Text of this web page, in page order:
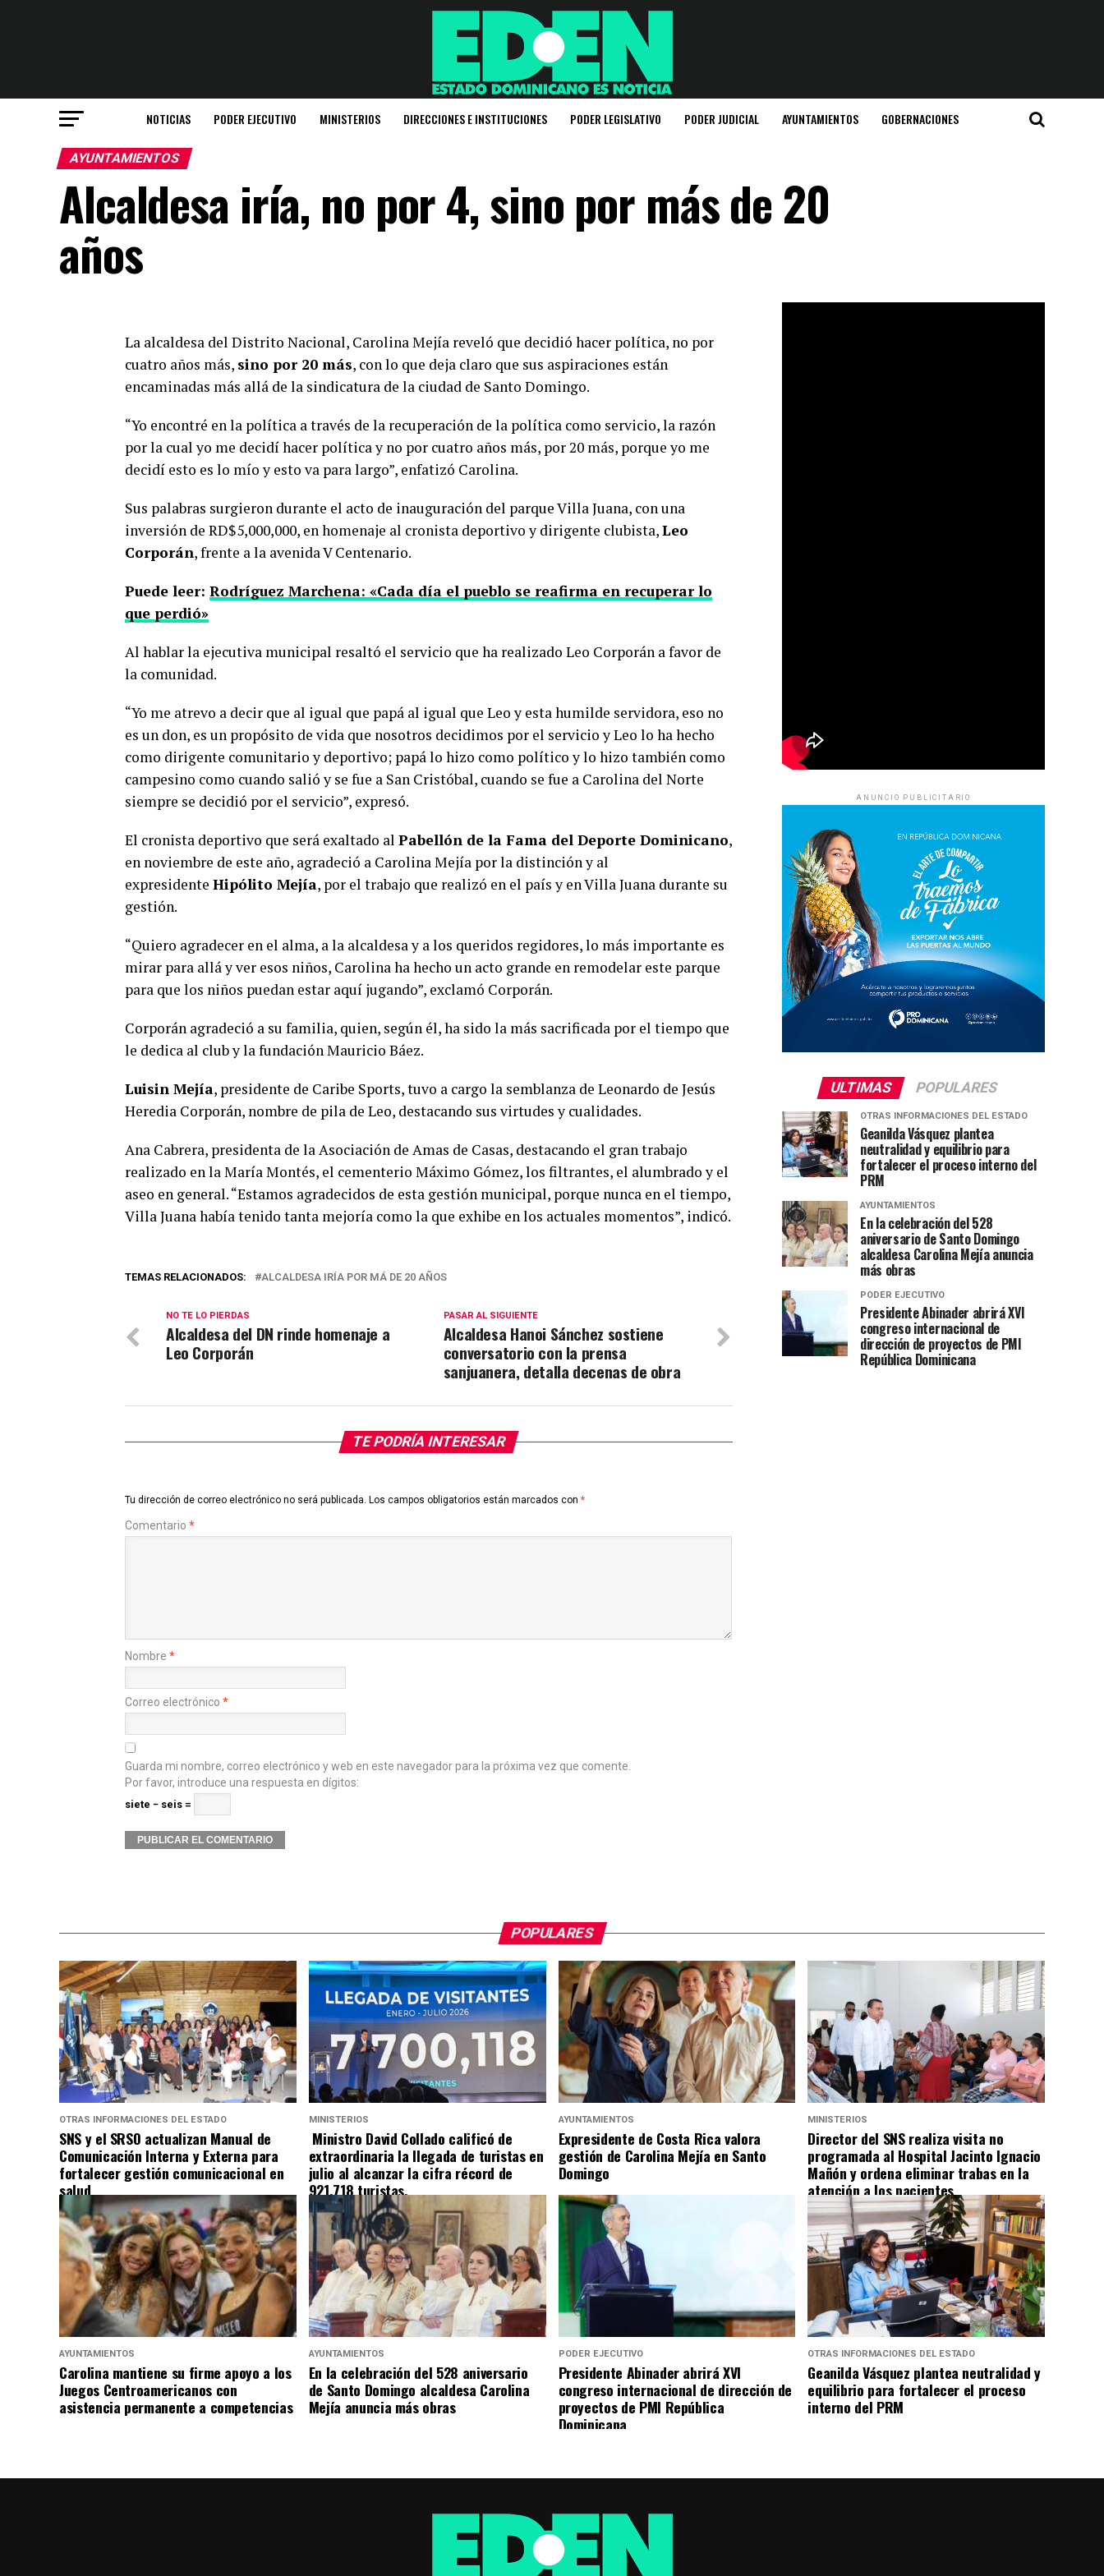
NOTICIAS PODER EJECUTIVO MINISTERIOS DIRECCIONES E INSTITUCIONES PODER LEGISLATIVO PODER JUDICIAL AYUNTAMIENTOS GOBERNACIONES
AYUNTAMIENTOS
Alcaldesa iría, no por 4, sino por más de 20
años
La alcaldesa del Distrito Nacional, Carolina Mejía reveló que decidió hacer política, no por
cuatro años más, sino por 20 más, con lo que deja claro que sus aspiraciones están
encaminadas más allá de la sindicatura de la ciudad de Santo Domingo.
“Yo encontré en la política a través de la recuperación de la política como servicio, la razón
por la cual yo me decidí hacer política y no por cuatro años más, por 20 más, porque yo me
decidí esto es lo mío y esto va para largo”, enfatizó Carolina.
Sus palabras surgieron durante el acto de inauguración del parque Villa Juana, con una
inversión de RD$5,000,000, en homenaje al cronista deportivo y dirigente clubista,Leo
Corporán, frente a la avenida V Centenario.
Puede leer: Rodríguez Marchena: «Cada día el pueblo se reafirma en recuperar lo
que perdió»
Al hablar la ejecutiva municipal resaltó el servicio que ha realizado Leo Corporán a favor de
la comunidad.
“Yo me atrevo a decir que al igual que papá al igual que Leo y esta humilde servidora, eso no
es un don, es un propósito de vida que nosotros decidimos por el servicio y Leo lo ha hecho
como dirigente comunitario y deportivo; papá lo hizo como político y lo hizo también como
campesino como cuando salió y se fue a San Cristóbal, cuando se fue a Carolina del Norte
siempre se decidió por el servicio”, expresó.
El cronista deportivo que será exaltado al Pabellón de la Fama del Deporte Dominicano,
en noviembre de este año, agradeció a Carolina Mejía por la distinción y al
expresidente Hipólito Mejía, por el trabajo que realizó en el país y en Villa Juana durante su
gestión.
“Quiero agradecer en el alma, a la alcaldesa y a los queridos regidores, lo más importante es
mirar para allá y ver esos niños, Carolina ha hecho un acto grande en remodelar este parque
para que los niños puedan estar aquí jugando”, exclamó Corporán.
Corporán agradeció a su familia, quien, según él, ha sido la más sacrificada por el tiempo que
le dedica al club y la fundación Mauricio Báez.
Luisin Mejía, presidente de Caribe Sports, tuvo a cargo la semblanza de Leonardo de Jesús
Heredia Corporán, nombre de pila de Leo, destacando sus virtudes y cualidades.
Ana Cabrera, presidenta de la Asociación de Amas de Casas, destacando el gran trabajo
realizado en la María Montés, el cementerio Máximo Gómez, los filtrantes, el alumbrado y el
aseo en general. “Estamos agradecidos de esta gestión municipal, porque nunca en el tiempo,
Villa Juana había tenido tanta mejoría como la que exhibe en los actuales momentos”, indicó.
TEMAS RELACIONADOS: ALCALDESA IRÍA POR MÁ DE 20 AÑOS
PASAR AL SIGUIENTE
Alcaldesa Hanoi Sánchez sostiene
conversatorio con la prensa
sanjuanera, detalla decenas de obra
NO TE LO PIERDAS
Alcaldesa del DN rinde homenaje a
Leo Corporán
TE PODRÍA INTERESAR
Tu dirección de correo electrónico no será publicada. Los campos obligatorios están marcados con *
Comentario *
Nombre *
Correo electrónico *
Guarda mi nombre, correo electrónico y web en este navegador para la próxima vez que comente.
Por favor, introduce una respuesta en dígitos:
siete − seis =
ANUNCIO PUBLICITARIO
ULTIMAS POPULARES
OTRAS INFORMACIONES DEL ESTADO
Geanilda Vásquez plantea
neutralidad y equilibrio para
fortalecer el proceso interno del
PRM
AYUNTAMIENTOS
En la celebración del 528
aniversario de Santo Domingo
alcaldesa Carolina Mejía anuncia
más obras
PODER EJECUTIVO
Presidente Abinader abrirá XVI
congreso internacional de
dirección de proyectos de PMI
República Dominicana
POPULARES
OTRAS INFORMACIONES DEL ESTADO
SNS y el SRSO actualizan Manual de
Comunicación Interna y Externa para
fortalecer gestión comunicacional en
salud
MINISTERIOS
Ministro David Collado calificó de
extraordinaria la llegada de turistas en
julio al alcanzar la cifra récord de
921,718 turistas.
AYUNTAMIENTOS
Expresidente de Costa Rica valora
gestión de Carolina Mejía en Santo
Domingo
MINISTERIOS
Director del SNS realiza visita no
programada al Hospital Jacinto Ignacio
Mañón y ordena eliminar trabas en la
atención a los pacientes
AYUNTAMIENTOS
Carolina mantiene su firme apoyo a los
Juegos Centroamericanos con
asistencia permanente a competencias
AYUNTAMIENTOS
En la celebración del 528 aniversario
de Santo Domingo alcaldesa Carolina
Mejía anuncia más obras
PODER EJECUTIVO
Presidente Abinader abrirá XVI
congreso internacional de dirección de
proyectos de PMI República
Dominicana
OTRAS INFORMACIONES DEL ESTADO
Geanilda Vásquez plantea neutralidad y
equilibrio para fortalecer el proceso
interno del PRM